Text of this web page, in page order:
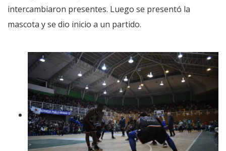
intercambiaron presentes. Luego se presentó la
mascota y se dio inicio a un partido.